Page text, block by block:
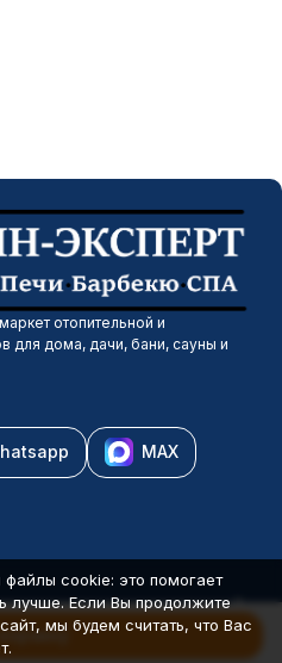
отопительной и
для дома, дачи, бани, сауны и
MAX
cookie: это помогает
лучше. Если Вы продолжите
мы будем считать, что Вас